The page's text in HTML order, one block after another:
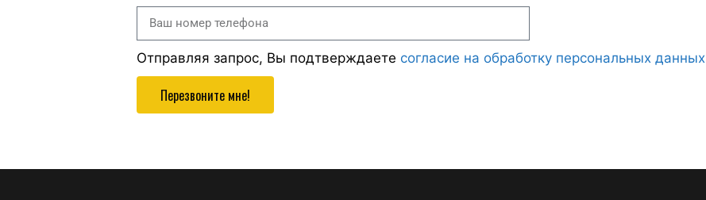
Отправляя запрос, Вы подтверждаете согласие на обработку персональных данных
Перезвоните мне!